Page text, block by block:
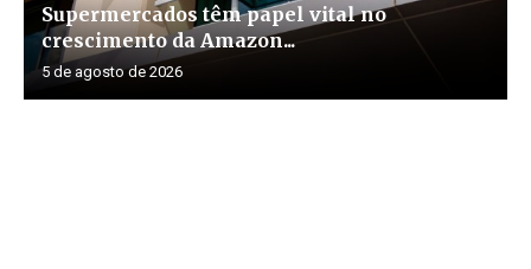
Supermercados têm papel vital no
crescimento da Amazon...
5 de agosto de 2026